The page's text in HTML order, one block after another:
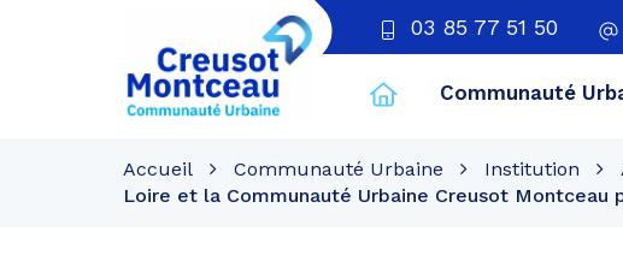
03 85 77 51 50
Creusot
Montceau
Communauté
Accueil Communauté Urbaine Institution
Loire et la Communauté Urbaine Creusot